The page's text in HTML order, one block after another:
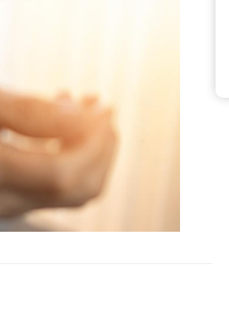
Pourquoi manger moins
finalement être bénéfique
Grossesse et chaleur : ce
que dit la science